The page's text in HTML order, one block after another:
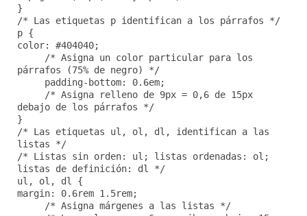
}
/* Las etiquetas p identifican a los párrafos */
p {
color: #404040;
/* Asigna un color particular para los
párrafos (75% de negro) */
padding-bottom: 0.6em;
/* Asigna relleno de 9px = 0,6 de 15px
debajo de los párrafos */
}
/* Las etiquetas ul, ol, dl, identifican a las
listas */
/* Listas sin orden: ul; listas ordenadas: ol;
listas de definición: dl */
ul, ol, dl {
margin: 0.6rem 1.5rem;
/* Asigna márgenes a las listas */